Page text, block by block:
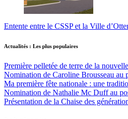
Entente entre le CSSP et la Ville
Actualités : Les plus populaires
Première pelletée de terre de la
Nomination de Caroline Brousseau au
Ma première fête nationale : une
Nomination de Nathalie Mc Duff au
Présentation de la Chaise des